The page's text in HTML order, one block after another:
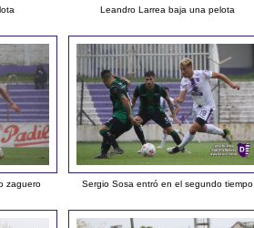
Leandro Larrea baja una pelota
zaguero Sergio Sosa entró en el segundo tiempo